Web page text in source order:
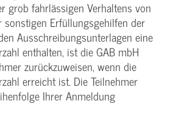
grob fahrlässigen Verhaltens von
sonstigen Erfüllungsgehilfen der
Ausschreibungsunterlagen eine
enthalten, ist die GAB mbH
zurückzuweisen, wenn die
erreicht ist. Die Teilnehmer
Ihrer Anmeldung